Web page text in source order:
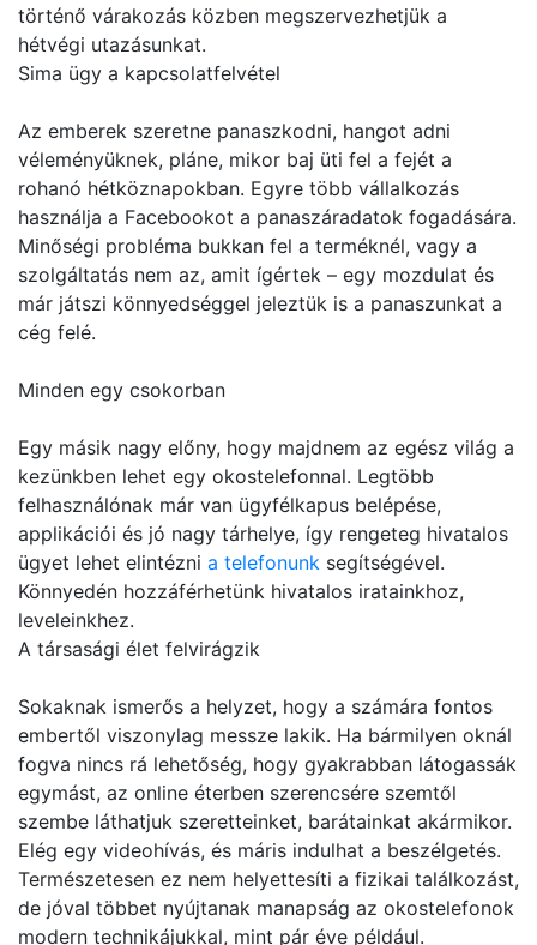
történő várakozás közben megszervezhetjük a
hétvégi utazásunkat.
Sima ügy a kapcsolatfelvétel
Az emberek szeretne panaszkodni, hangot adni
véleményüknek, pláne, mikor baj üti fel a fejét a
rohanó hétköznapokban. Egyre több vállalkozás
használja a Facebookot a panaszáradatok fogadására.
Minőségi probléma bukkan fel a terméknél, vagy a
szolgáltatás nem az, amit ígértek – egy mozdulat és
már játszi könnyedséggel jeleztük is a panaszunkat a
cég felé.
Minden egy csokorban
Egy másik nagy előny, hogy majdnem az egész világ a
kezünkben lehet egy okostelefonnal. Legtöbb
felhasználónak már van ügyfélkapus belépése,
applikációi és jó nagy tárhelye, így rengeteg hivatalos
ügyet lehet elintézni a telefonunk segítségével.
Könnyedén hozzáférhetünk hivatalos iratainkhoz,
leveleinkhez.
A társasági élet felvirágzik
Sokaknak ismerős a helyzet, hogy a számára fontos
embertől viszonylag messze lakik. Ha bármilyen oknál
fogva nincs rá lehetőség, hogy gyakrabban látogassák
egymást, az online éterben szerencsére szemtől
szembe láthatjuk szeretteinket, barátainkat akármikor.
Elég egy videohívás, és máris indulhat a beszélgetés.
Természetesen ez nem helyettesíti a fizikai találkozást,
de jóval többet nyújtanak manapság az okostelefonok
modern technikájukkal, mint pár éve például.